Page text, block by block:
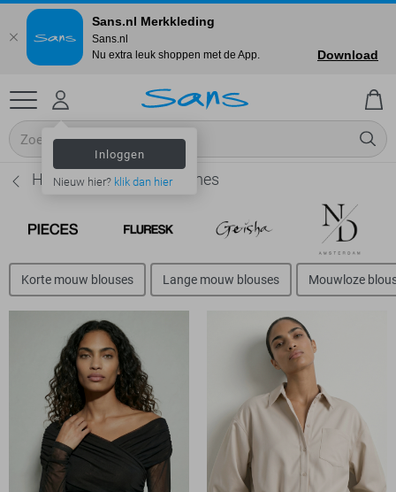
Inloggen
Nieuw hier? klik dan hier
Hypedrop Blouses - Dames
Korte mouw blouses Lange mouw blouses Mouwloze
Sans.nl Merkkleding
Sans.nl
Nu extra leuk shoppen met de App.
Download